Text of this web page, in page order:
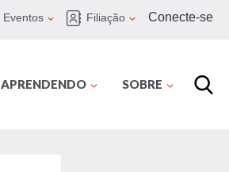
Eventos Filiação Conecte-se
APRENDENDO SOBRE